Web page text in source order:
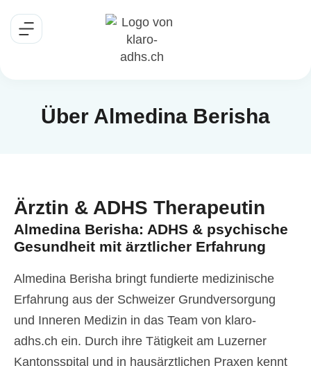
Über Almedina Berisha
Ärztin & ADHS Therapeutin​
Almedina Berisha: ADHS & psychische
Gesundheit mit ärztlicher Erfahrung
Almedina Berisha bringt fundierte medizinische
Erfahrung aus der Schweizer Grundversorgung
und Inneren Medizin in das Team von klaro-
adhs.ch ein. Durch ihre Tätigkeit am Luzerner
Kantonsspital und in hausärztlichen Praxen kennt